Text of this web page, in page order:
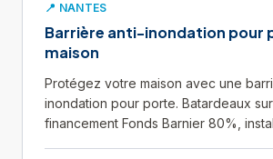
📍 NANTES
Barrière anti-inondation pour
maison
Protégez votre maison avec une
inondation pour porte. Batardeaux sur
financement Fonds Barnier 80%,